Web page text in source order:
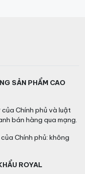
SẢN PHẨM CAO
Chính phủ và luật
bán hàng qua mạng.
của Chính phủ: không
ROYAL